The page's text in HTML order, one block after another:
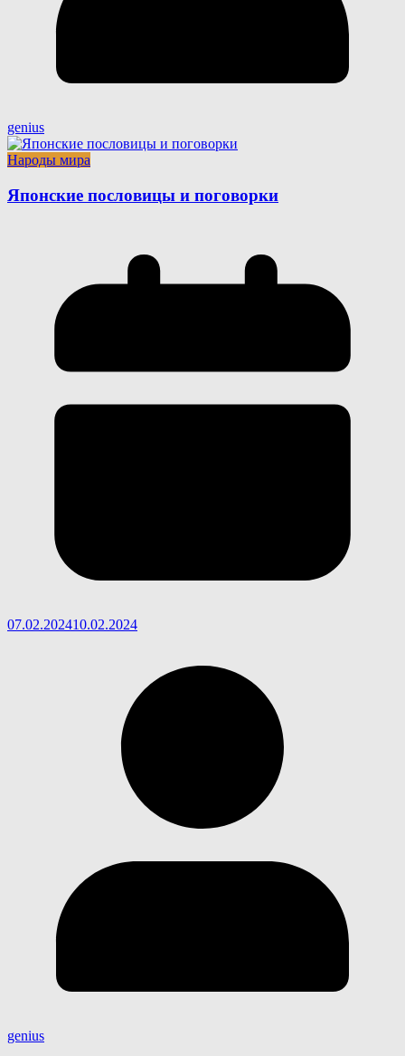
genius
Народы мира
Японские пословицы и поговорки
07.02.202410.02.2024
genius